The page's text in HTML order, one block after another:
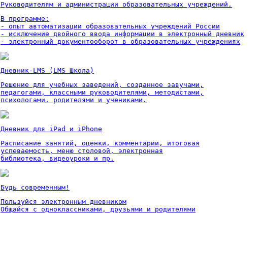
Руководителям и администрации образовательных учреждений.
В программе:
- опыт автоматизации образовательных учреждений России
- исключение двойного ввода информации в электронный дневник
- электронный документооборот в образовательных учреждениях
Дневник-LMS (LMS Школа)
Решение для учебных заведений, созданное завучами,
педагогами, классными руководителями, методистами,
психологами, родителями и учениками.
Дневник для iPad и iPhone
Расписание занятий, оценки, комментарии, итоговая
успеваемость, меню столовой, электронная
библиотека, видеоуроки и пр.
Будь современным!
Пользуйся электронным дневником
Общайся с одноклассниками, друзьями и родителями